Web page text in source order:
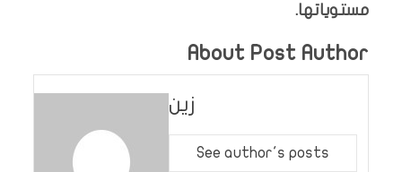
مستوياتها.
About Post Author
زين
See author's posts